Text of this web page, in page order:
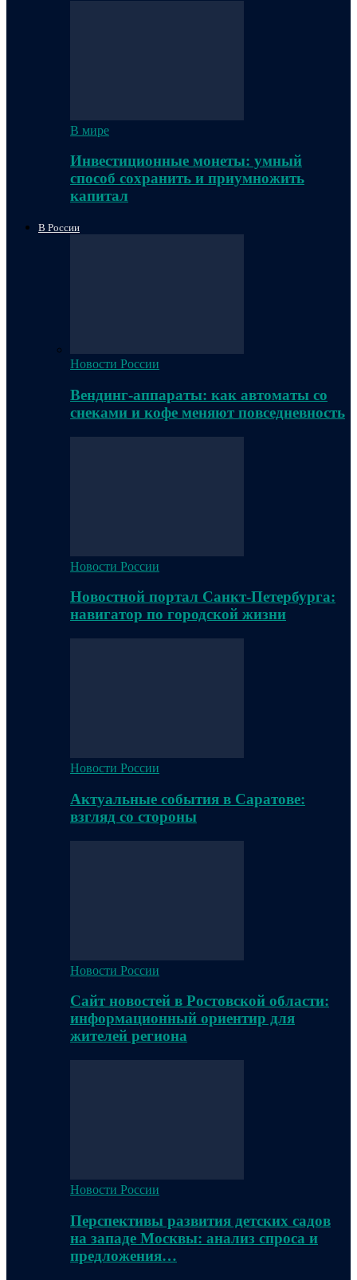
В мире
Инвестиционные монеты: умный
способ сохранить и приумножить
капитал
В России
Новости России
Вендинг-аппараты: как автоматы со
снеками и кофе меняют повседневность
Новости России
Новостной портал Санкт-Петербурга:
навигатор по городской жизни
Новости России
Актуальные события в Саратове:
взгляд со стороны
Новости России
Сайт новостей в Ростовской области:
информационный ориентир для
жителей региона
Новости России
Перспективы развития детских садов
на западе Москвы: анализ спроса и
предложения…